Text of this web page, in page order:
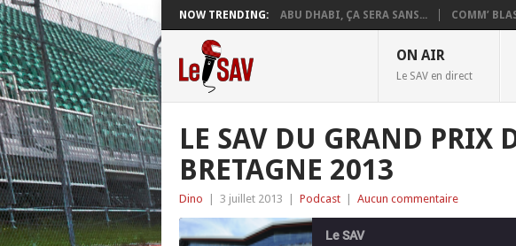
NOW TRENDING: ABU DHABI, ÇA SERA SANS... COMM’
ON AIR
Le SAV en direct
LE SAV DU GRAND PRIX
BRETAGNE 2013
Dino 3 juillet 2013 Podcast Aucun commentaire
Le SAV